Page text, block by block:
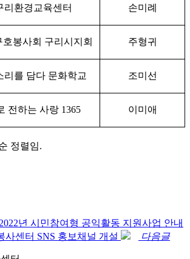
리환경교육센터 손미례
호봉사회 구리시지회 주형귀
리를 담다 문화학교 조미선
전하는 사랑 1365 이미애
정렬임.
2022년 시민참여형 공익활동 지원사업 안내
사센터 SNS 홍보채널 개설
다음글